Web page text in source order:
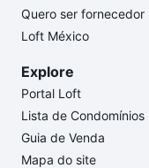
Quero ser fornecedor
Loft México
Explore
Portal Loft
Lista de Condomínios
Guia de Venda
Mapa do site